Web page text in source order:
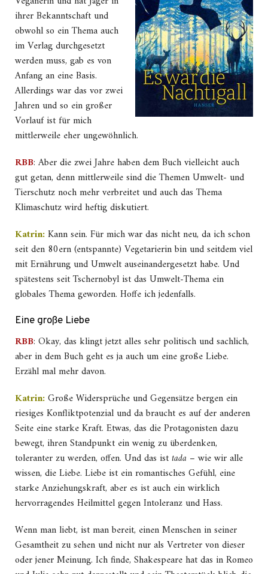
ihrer Bekanntschaft und
obwohl so ein Thema auch
im Verlag durchgesetzt
werden muss, gab es von
Anfang an eine Basis.
Allerdings war das vor zwei
Jahren und so ein großer
Vorlauf ist für mich
mittlerweile eher ungewöhnlich.
RBB: Aber die zwei Jahre haben dem Buch vielleicht auch
gut getan, denn mittlerweile sind die Themen Umwelt- und
Tierschutz noch mehr verbreitet und auch das Thema
Klimaschutz wird heftig diskutiert.
Katrin:Kann sein. Für mich war das nicht neu, da ich schon
seit den 80ern (entspannte) Vegetarierin bin und seitdem viel
mit Ernährung und Umwelt auseinandergesetzt habe. Und
spätestens seit Tschernobyl ist das Umwelt-Thema ein
globales Thema geworden. Hoffe ich jedenfalls.
Eine große Liebe
RBB: Okay, das klingt jetzt alles sehr politisch und sachlich,
aber in dem Buch geht es ja auch um eine große Liebe.
Erzähl mal mehr davon.
Katrin:Große Widersprüche und Gegensätze bergen ein
riesiges Konfliktpotenzial und da braucht es auf der anderen
Seite eine starke Kraft. Etwas, das die Protagonisten dazu
bewegt, ihren Standpunkt ein wenig zu überdenken,
toleranter zu werden, offen. Und das isttada – wie wir alle
wissen, die Liebe. Liebe ist ein romantisches Gefühl, eine
starke Anziehungskraft, aber es ist auch ein wirklich
hervorragendes Heilmittel gegen Intoleranz und Hass.
Wenn man liebt, ist man bereit, einen Menschen in seiner
Gesamtheit zu sehen und nicht nur als Vertreter von dieser
oder jener Meinung. Ich finde, Shakespeare hat das in Romeo